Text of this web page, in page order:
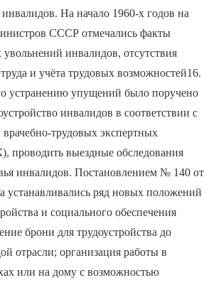
инвалидов. На начало 1960-х годов на
СССР отмечались факты
инвалидов, отсутствия
и учёта трудовых возможностей16.
устранению упущений было поручено
инвалидов в соответствии с
трудовых экспертных
проводить выездные обследования
инвалидов. Постановлением № 140 от
устанавливались ряд новых положений
и социального обеспечения
брони для трудоустройства до
отрасли; организация работы в
или на дому с возможностью